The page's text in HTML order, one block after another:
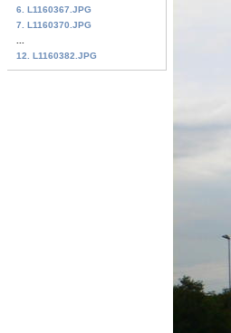
6. L1160367.JPG
7. L1160370.JPG
12. L1160382.JPG